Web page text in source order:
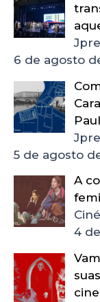
6 de agosto
5 de agosto
A
4